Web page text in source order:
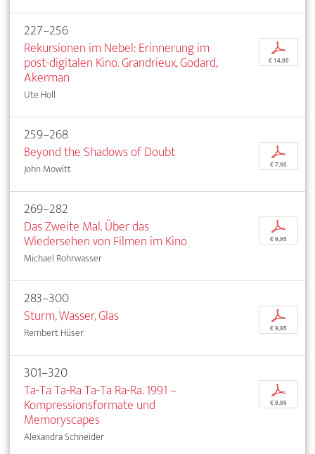
227–256
Rekursionen im Nebel: Erinnerung im
post-digitalen Kino. Grandrieux, Godard,
Akerman
Ute Holl
p
€ 14,95
259–268
Beyond the Shadows of Doubt
John Mowitt
p
€ 7,95
269–282
Das Zweite Mal. Über das
Wiedersehen von Filmen im Kino
Michael Rohrwasser
p
€ 9,95
283–300
Sturm, Wasser, Glas
Rembert Hüser
p
€ 9,95
301–320
Ta-Ta Ta-Ra Ta-Ta Ra-Ra. 1991 –
Kompressionsformate und
Memoryscapes
Alexandra Schneider
p
€ 9,95